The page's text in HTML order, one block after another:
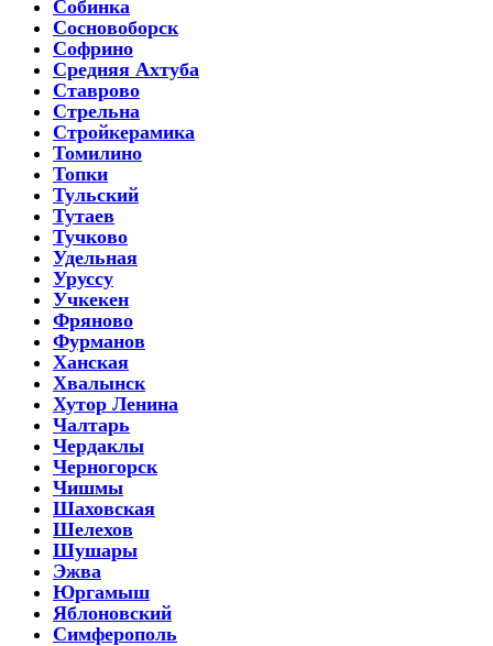
Собинка
Сосновоборск
Софрино
Средняя Ахтуба
Ставрово
Стрельна
Стройкерамика
Томилино
Топки
Тульский
Тутаев
Тучково
Удельная
Уруссу
Учкекен
Фряново
Фурманов
Ханская
Хвалынск
Хутор Ленина
Чалтарь
Чердаклы
Черногорск
Чишмы
Шаховская
Шелехов
Шушары
Эжва
Юргамыш
Яблоновский
Симферополь